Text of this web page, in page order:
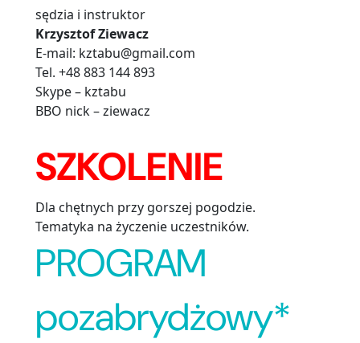
sędzia i instruktor
Krzysztof Ziewacz
E-mail: kztabu@gmail.com
Tel. +48 883 144 893
Skype – kztabu
BBO nick – ziewacz
SZKOLENIE
Dla chętnych przy gorszej pogodzie.
Tematyka na życzenie uczestników.
PROGRAM
pozabrydżowy*